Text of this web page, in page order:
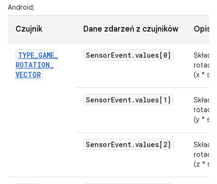
Android;
Czujnik Dane zdarzeń z czujników Opis
TYPE_GAME_
ROTATION_
VECTOR
SensorEvent.values[0]
rotacji
(x *
SensorEvent.values[1]
rotacji
(y *
SensorEvent.values[2]
rotacji
(z *